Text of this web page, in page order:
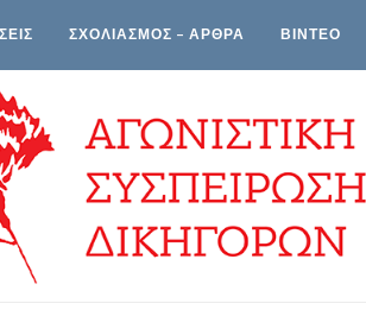
ΣΧΟΛΙΑΣΜΟΣ – ΑΡΘΡΑ ΒΙΝΤΕΟ